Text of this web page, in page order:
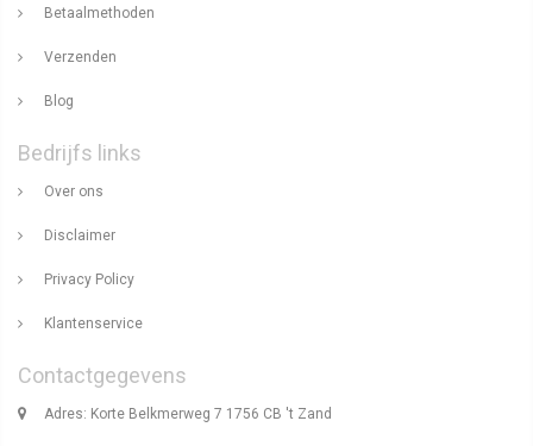
Betaalmethoden
Verzenden
Blog
Bedrijfs links
Over ons
Disclaimer
Privacy Policy
Klantenservice
Contactgegevens
Adres: Korte Belkmerweg 7 1756 CB 't Zand